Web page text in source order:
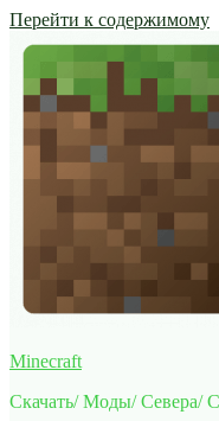
Перейти к содержимому
Minecraft
Скачать/ Моды/ Севера/